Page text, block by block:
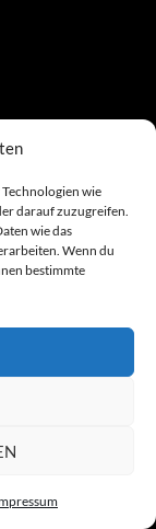
wie
darauf zuzugreifen.
wie das
Wenn du
bestimmte